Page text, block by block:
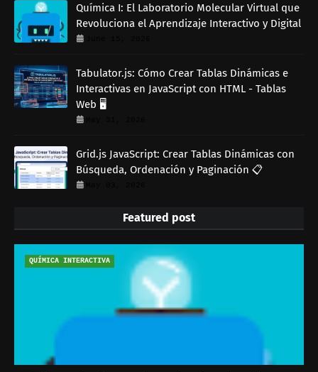
Química I: El Laboratorio Molecular Virtual que
Revoluciona el Aprendizaje Interactivo y Digital
Tabulator.js: Cómo Crear Tablas Dinámicas e
Interactivas en JavaScript con HTML - Tablas
Web 🖥️
Grid.js JavaScript: Crear Tablas Dinámicas con
Búsqueda, Ordenación y Paginación 📋
Featured post
QUÍMICA INTERACTIVA